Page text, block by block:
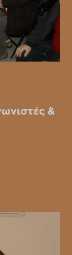
&